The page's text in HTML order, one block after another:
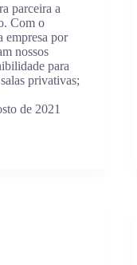
parceira a
Com o
empresa por
nossos
para
privativas;
de 2021